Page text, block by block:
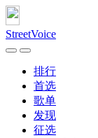
StreetVoice
排行
首选
歌单
发现
征选